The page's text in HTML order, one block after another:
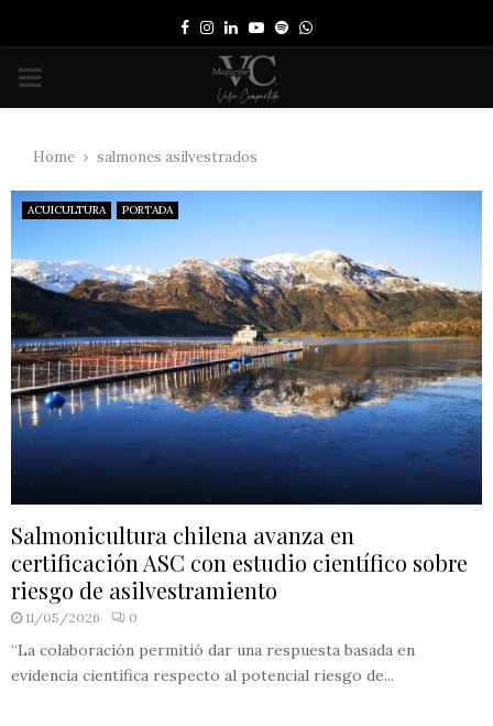
Facebook
Instagram
LinkedinYoutube
SpotifyWhatsapp
PRIMARY
Home salmones asilvestrados
ACUICULTURA PORTADA
Salmonicultura chilena avanza en
certificación ASC con estudio científico sobre
riesgo de asilvestramiento
11/05/2026 0
“La colaboración permitió dar una respuesta basada en
evidencia científica respecto al potencial riesgo de...